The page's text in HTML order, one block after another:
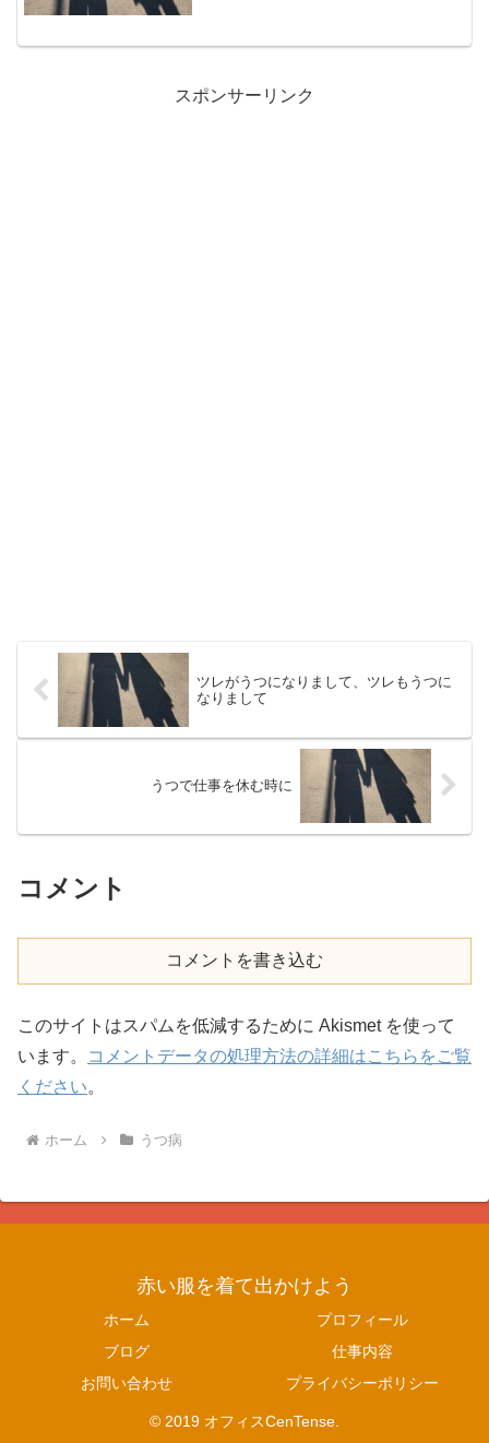
引き金を何が引くのかだけの問題です。
スポンサーリンク
ツレがうつになりまして、ツレもうつに
なりまして
うつで仕事を休む時に
コメント
コメントを書き込む
このサイトはスパムを低減するために Akismet を使って
います。
コメントデータの処理方法の詳細はこちらをご覧
ください。
ホーム うつ病
赤い服を着て出かけよう
ホーム
プロフィール
ブログ
仕事内容
お問い合わせ
プライバシーポリシー
© 2019 オフィスCenTense.